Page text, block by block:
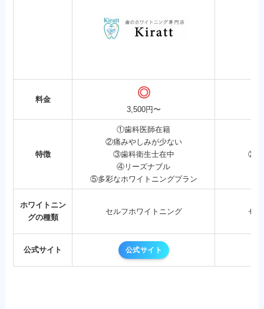
料金 ◎
3,500円〜
特徴
①歯科医師在籍
②痛みやしみが少ない
③歯科衛生士在中
④リーズナブル
⑤多彩なホワイトニングプラン
②痛
ホワイトニン
グの種類
セルフホワイトニング セ
公式サイト 公式サイト